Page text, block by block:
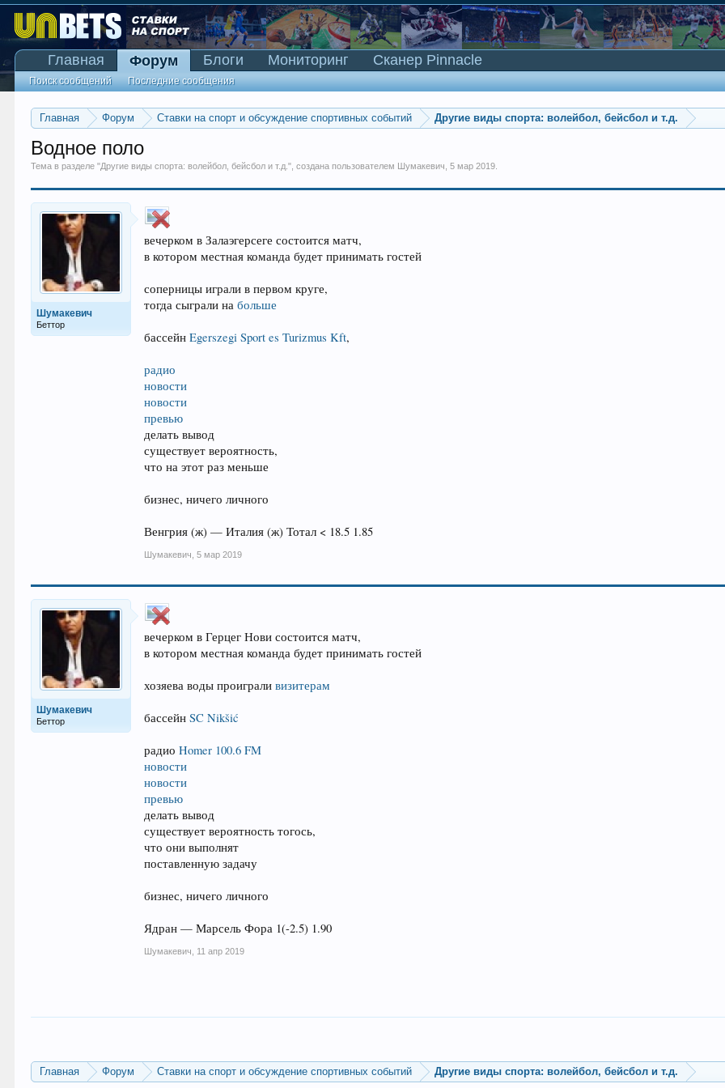
Главная Форум Ставки на спорт и обсуждение спортивных событий Другие виды спорта: волейбол, бейсбол и т.д.
Водное поло
Тема в разделе "Другие виды спорта: волейбол, бейсбол и т.д.", создана пользователем Шумакевич ,5 мар 2019
Шумакевич
Беттор
вечерком в Залаэгерсеге состоится матч,
в котором местная команда будет принимать гостей
соперницы играли в первом круге,
тогда сыграли набольше
бассейнEgerszegi Sport es Turizmus Kft,
радио
новости
новости
превью
делать вывод
существует вероятность,
что на этот раз меньше
бизнес, ничего личного
Венгрия (ж) — Италия (ж) Тотал < 18.5 1.85
Шумакевич 5 мар 2019
Шумакевич
Беттор
вечерком в Герцег Нови состоится матч,
в котором местная команда будет принимать гостей
хозяева воды проиграливизитерам
бассейнSC Nikšić
радиоHomer 100.6 FM
новости
новости
превью
делать вывод
существует вероятность тогось,
что они выполнят
поставленную задачу
бизнес, ничего личного
Ядран — Марсель Фора 1(-2.5) 1.90
Шумакевич 11 апр 2019
Главная Форум Ставки на спорт и обсуждение спортивных событий Другие виды спорта: волейбол, бейсбол и т.д.
Главная Форум
Поиск сообщений Последние сообщения
Блоги Мониторинг Сканер Pinnacle